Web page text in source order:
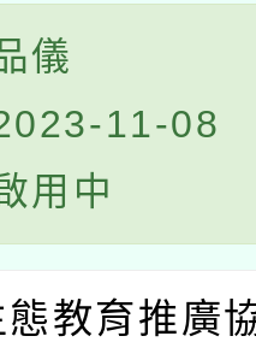
儀
11-08
用中
教育推廣